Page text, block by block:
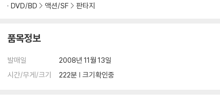
- 구성 : 데뷔 당시부터 임요환 선수의 승승장구, 일인자, 슬럼프, 재기의
대표 5경기 게임 수록
DVD/BD 액션/SF 판타지
품목정보
발매일
2008년 11월 13일
시간/무게/크기
222분 | 크기확인중